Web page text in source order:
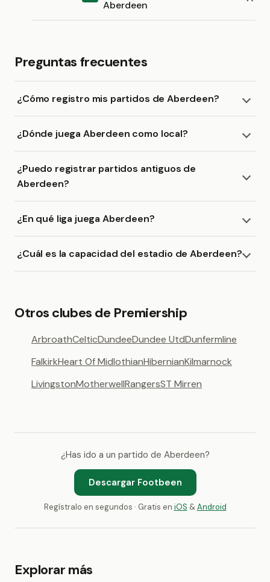
Aberdeen
Preguntas frecuentes
¿Cómo registro mis partidos de Aberdeen?
¿Dónde juega Aberdeen como local?
¿Puedo registrar partidos antiguos de
Aberdeen?
¿En qué liga juega Aberdeen?
¿Cuál es la capacidad del estadio de Aberdeen?
Otros clubes de Premiership
ArbroathCelticDundeeDundee UtdDunfermline
FalkirkHeart Of MidlothianHibernianKilmarnock
LivingstonMotherwellRangersST Mirren
¿Has ido a un partido de Aberdeen?
Descargar Footbeen
Regístralo en segundos · Gratis en iOS &Android
Explorar más